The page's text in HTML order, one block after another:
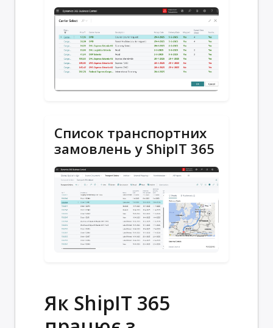
Список транспортних
замовлень у ShipIT 365
Як ShipIT 365